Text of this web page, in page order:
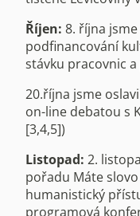
Říjen: 8. října
podfinancování
stávku pracovnic
20.října jsme
on-line debatou s
[3,4,5])
Listopad: 2.
pořadu Máte
humanistický
programová